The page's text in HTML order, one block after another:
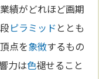
績がどれほど画期
ピラミッド ととも
点を象徴するもの
力は色褪せること